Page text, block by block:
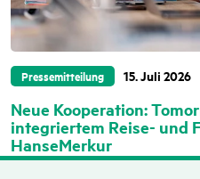
Pressemitteilung 15. Juli 2026
Neue Kooperation:
integriertem Reise- und
HanseMerkur